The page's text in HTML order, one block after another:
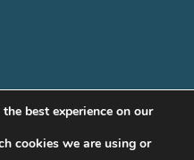
best experience on our
cookies we are using or